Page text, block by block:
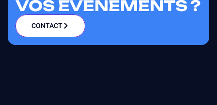
VOS ÉVÈNEMENTS ?
CONTACT